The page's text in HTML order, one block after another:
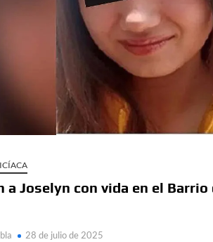
a Joselyn con vida en el
28 de julio de 2025